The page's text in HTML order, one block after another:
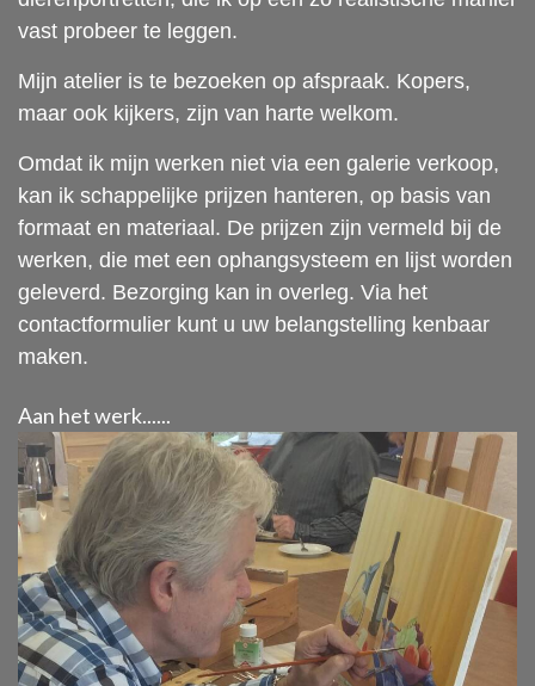
vast probeer te leggen.
Mijn atelier is te bezoeken op afspraak. Kopers,
maar ook kijkers, zijn van harte welkom.
Omdat ik mijn werken niet via een galerie verkoop,
kan ik schappelijke prijzen hanteren, op basis van
formaat en materiaal. De prijzen zijn vermeld bij de
werken, die met een ophangsysteem en lijst worden
geleverd. Bezorging kan in overleg. Via het
contactformulier kunt u uw belangstelling kenbaar
maken.
Aan het werk......